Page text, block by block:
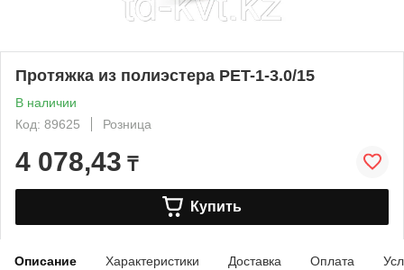
Протяжка из полиэстера PET-1-3.0/15
В наличии
Код: 89625
Розница
4 078,43 ₸
Купить
Описание Характеристики Доставка Оплата